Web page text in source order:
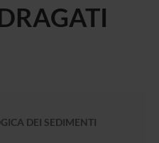
DEI SEDIMENTI